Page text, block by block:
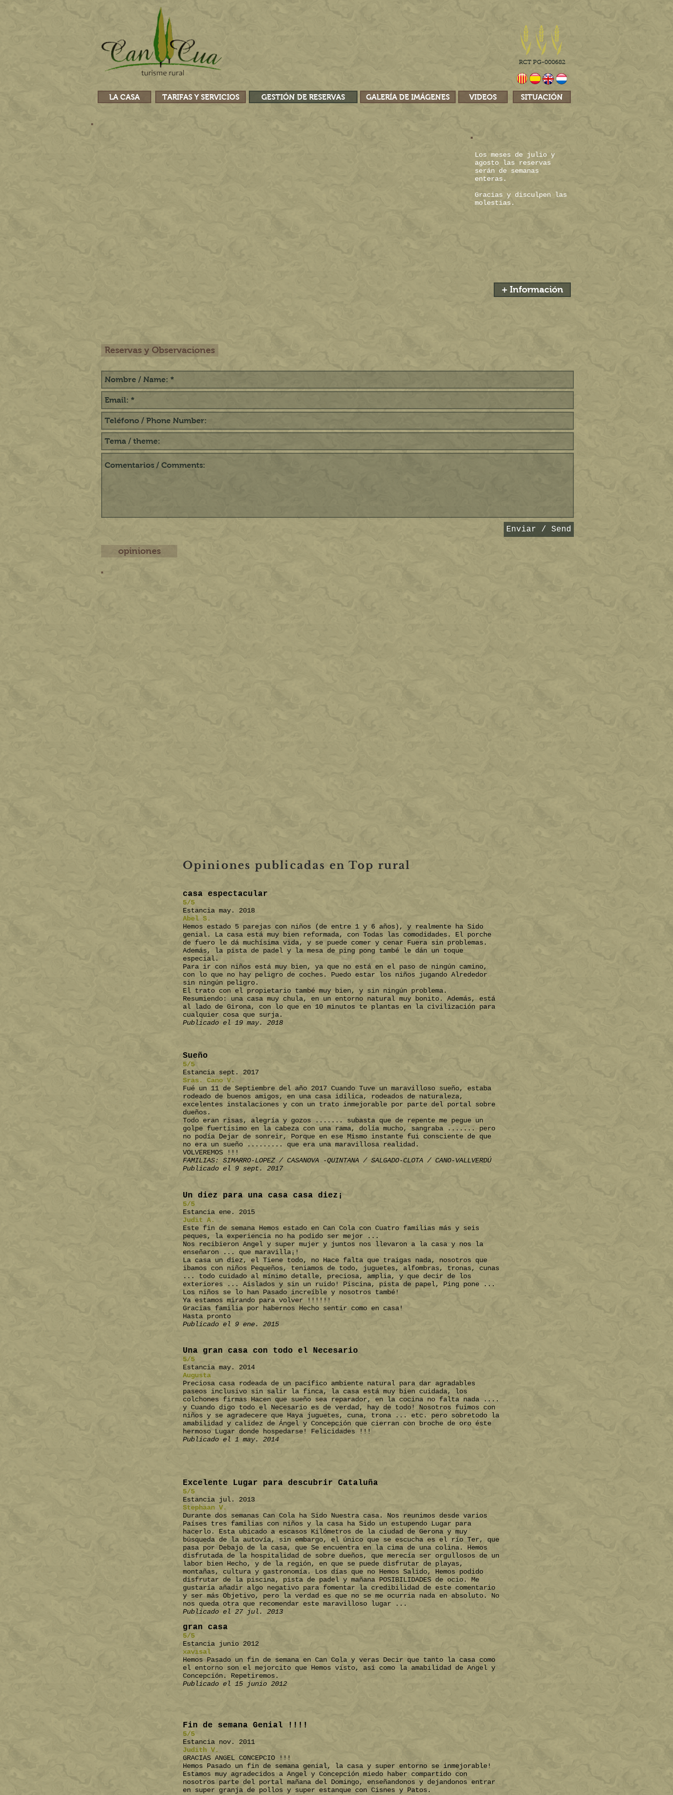
RCT PG-000682
LA CASA TARIFAS Y SERVICIOS GESTIÓN DE RESERVAS GALERÍA DE IMÁGENES VIDEOS SITUACIÓN
Los meses de julio y
agosto las reservas
serán de semanas
enteras.
Gracias y disculpen las
molestias.
+ Información
Reservas y Observaciones
Enviar / Send
opiniones
Opiniones publicadas en Top rural
casa espectacular
5/5
Estancia may. 2018
Abel S.
Hemos estado 5 parejas con niños (de entre 1 y 6 años), y realmente ha Sido
genial. La casa está muy bien reformada, con Todas las comodidades. El porche
de fuero le dá muchísima vida, y se puede comer y cenar Fuera sin problemas.
Además, la pista de padel y la mesa de ping pong també le dán un toque
especial.
Para ir con niños está muy bien, ya que no está en el paso de ningún camino,
con lo que no hay peligro de coches. Puedo estar los niños jugando Alrededor
sin ningún peligro.
El trato con el propietario també muy bien, y sin ningún problema.
Resumiendo: una casa muy chula, en un entorno natural muy bonito. Además, está
al lado de Girona, con lo que en 10 minutos te plantas en la civilización para
cualquier cosa que surja.
Publicado el 19 may. 2018
Sueño
5/5
Estancia sept. 2017
Sras. Cano V.
Fué un 11 de Septiembre del año 2017 Cuando Tuve un maravilloso sueño, estaba
rodeado de buenos amigos, en una casa idílica, rodeados de naturaleza,
excelentes instalaciones y con un trato inmejorable por parte del portal sobre
dueños.
Todo eran risas, alegría y gozos ....... subasta que de repente me pegue un
golpe fuertísimo en la cabeza con una rama, dolía mucho, sangraba ....... pero
no podía Dejar de sonreir, Porque en ese Mismo instante fui consciente de que
no era un sueño ......... que era una maravillosa realidad.
VOLVEREMOS !!!
FAMILIAS: SIMARRO-LOPEZ / CASANOVA -QUINTANA / SALGADO-CLOTA / CANO-VALLVERDÚ
Publicado el 9 sept. 2017
Un diez para una casa casa diez¡
5/5
Estancia ene. 2015
Judit A.
Este fin de semana Hemos estado en Can Cola con Cuatro familias más y seis
peques, la experiencia no ha podido ser mejor ...
Nos recibieron Angel y super mujer y juntos nos llevaron a la casa y nos la
enseñaron ... que maravilla¡!
La casa un diez, el Tiene todo, no Hace falta que traigas nada, nosotros que
ibamos con niños Pequeños, teniamos de todo, juguetes, alfombras, tronas, cunas
... todo cuidado al mínimo detalle, preciosa, amplia, y que decir de los
exteriores ... Aislados y sin un ruido! Piscina, pista de papel, Ping pone ...
Los niños se lo han Pasado increíble y nosotros també!
Ya estamos mirando para volver !!!!!!
Gracias familia por habernos Hecho sentir como en casa!
Hasta pronto
Publicado el 9 ene. 2015
Una gran casa con todo el Necesario
5/5
Estancia may. 2014
Augusta
Preciosa casa rodeada de un pacífico ambiente natural para dar agradables
paseos inclusivo sin salir la finca, la casa está muy bien cuidada, los
colchones firmas Hacen que sueño sea reparador, en la cocina no falta nada ....
y Cuando digo todo el Necesario es de verdad, hay de todo! Nosotros fuimos con
niños y se agradecere que Haya juguetes, cuna, trona ... etc. pero sobretodo la
amabilidad y calidez de Ángel y Concepción que cierran con broche de oro éste
hermoso Lugar donde hospedarse! Felicidades !!!
Publicado el 1 may. 2014
Excelente Lugar para descubrir Cataluña
5/5
Estancia jul. 2013
Stephaan V.
Durante dos semanas Can Cola ha Sido Nuestra casa. Nos reunimos desde varios
Países tres familias con niños y la casa ha Sido un estupendo Lugar para
hacerlo. Esta ubicado a escasos Kilómetros de la ciudad de Gerona y muy
búsqueda de la autovía, sin embargo, el único que se escucha es el río Ter, que
pasa por Debajo de la casa, que Se encuentra en la cima de una colina. Hemos
disfrutada de la hospitalidad de sobre dueños, que merecía ser orgullosos de un
labor bien Hecho, y de la región, en que se puede disfrutar de playas,
montañas, cultura y gastronomía. Los días que no Hemos Salido, Hemos podido
disfrutar de la piscina, pista de padel y mañana POSIBILIDADES de ocio. Me
gustaría añadir algo negativo para fomentar la credibilidad de este comentario
y ser más Objetivo, pero la verdad es que no se me ocurria nada en absoluto. No
nos queda otra que recomendar este maravilloso lugar ...
Publicado el 27 jul. 2013
gran casa
5/5
Estancia junio 2012
xavisal
Hemos Pasado un fin de semana en Can Cola y veras Decir que tanto la casa como
el entorno son el mejorcito que Hemos visto, así como la amabilidad de Angel y
Concepción. Repetiremos.
Publicado el 15 junio 2012
Fin de semana Genial !!!!
5/5
Estancia nov. 2011
Judith V.
GRACIAS ANGEL CONCEPCIO !!!
Hemos Pasado un fin de semana genial, la casa y super entorno se inmejorable!
Estamos muy agradecidos a Angel y Concepción miedo haber compartido con
nosotros parte del portal mañana del Domingo, enseñandonos y dejandonos entrar
en super granja de pollos y super estanque con Cisnes y Patos.